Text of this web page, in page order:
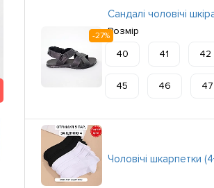
-27%
Сандалі чоловічі
Розмір
40
41 42
45 46 47
Чоловічі шкарпетки